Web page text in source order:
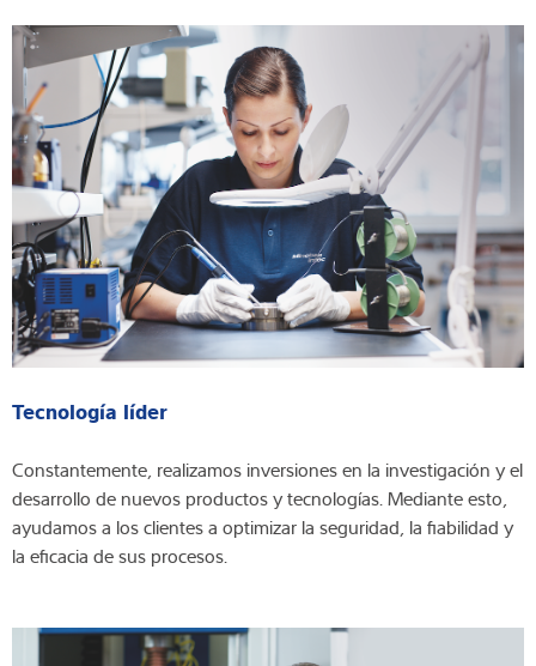
Tecnología líder
Constantemente, realizamos inversiones en la investigación y el
desarrollo de nuevos productos y tecnologías. Mediante esto,
ayudamos a los clientes a optimizar la seguridad, la fiabilidad y
la eficacia de sus procesos.